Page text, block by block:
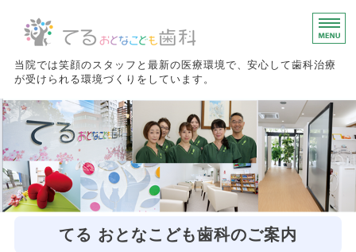
愛知県名古屋市にある
当院では笑顔のスタッフと最新の医療環境で、安心して歯科治療
が受けられる環境づくりをしています。
ホワイトニング
小児矯正
診療内容
スタッフ紹介 / 求人情報
クリニック紹介 / 求人情報
てる おとなこども歯科のご案内